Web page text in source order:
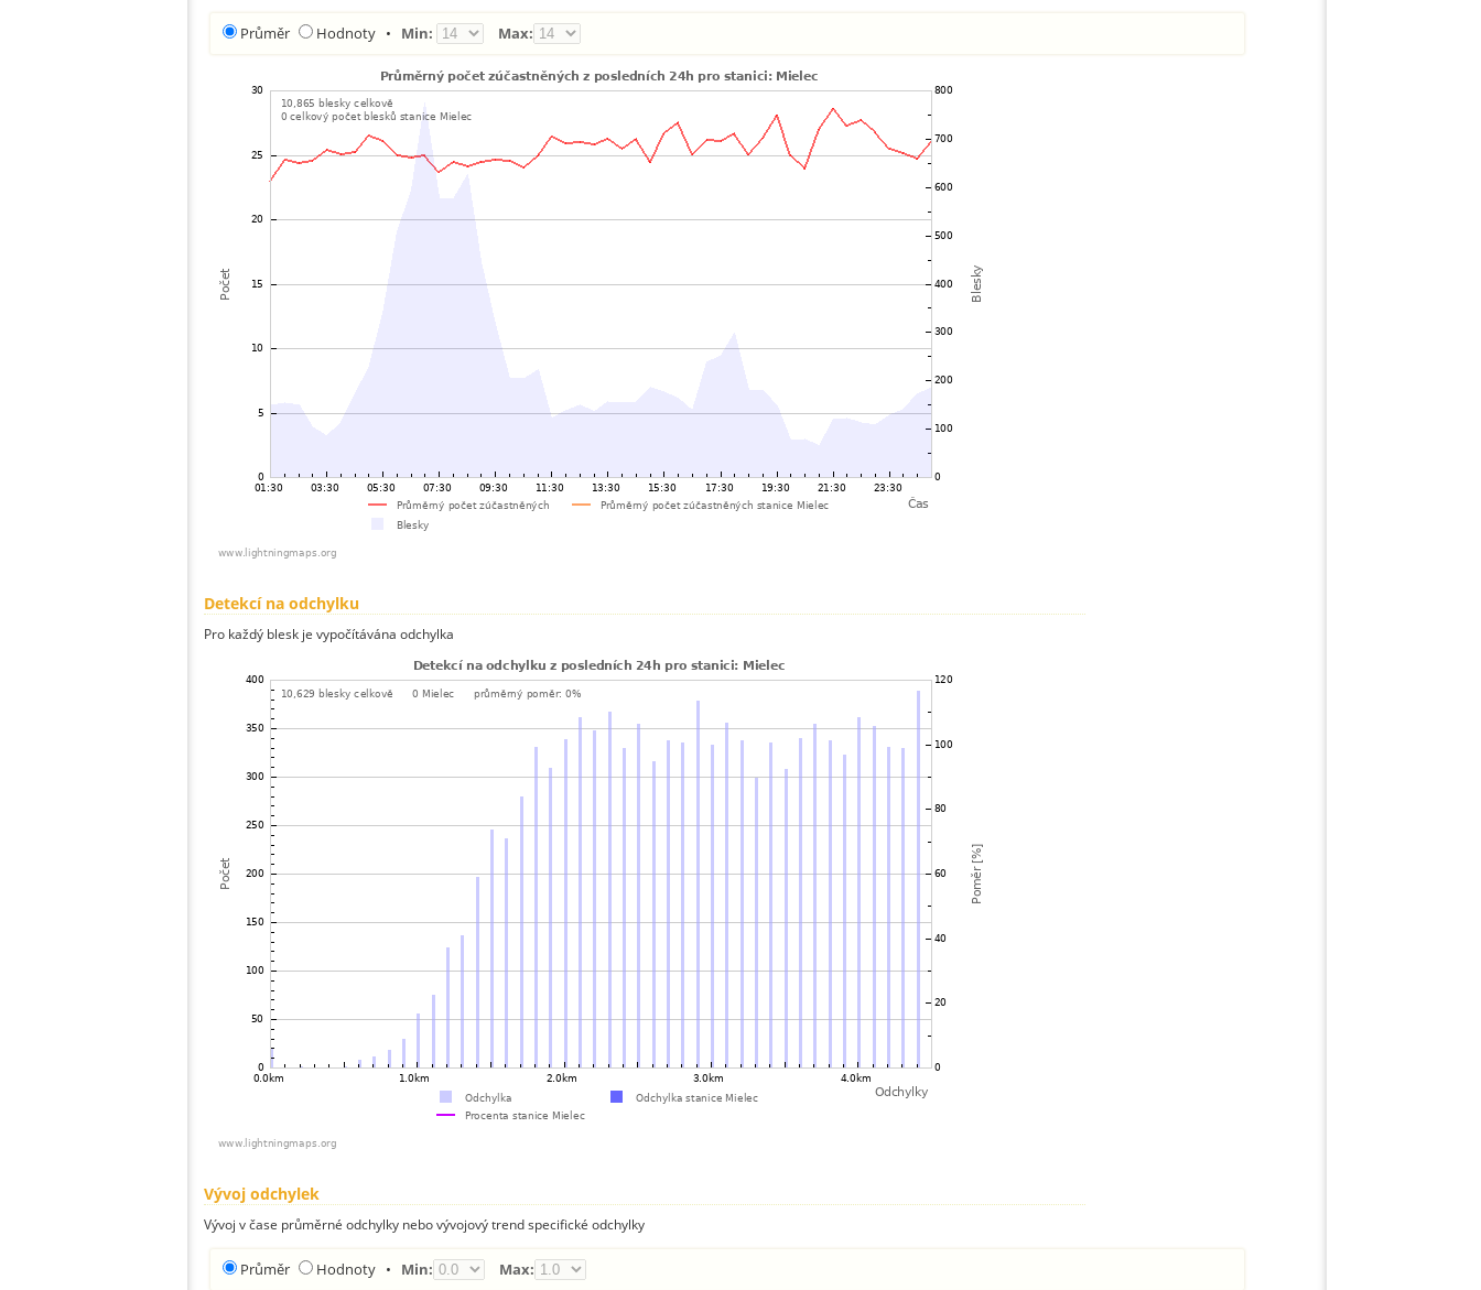
Průměr Hodnoty • Min: Max:
Detekcí na odchylku
Pro každý blesk je vypočítávána odchylka
Vývoj odchylek
Vývoj v čase průměrné odchylky nebo vývojový trend specifické odchylky
Průměr Hodnoty • Min: Max: